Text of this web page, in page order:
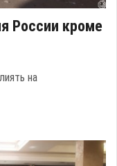
России кроме
на